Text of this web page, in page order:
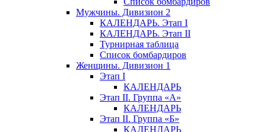
Мужчины. Дивизион 2
КАЛЕНДАРЬ. Этап I
КАЛЕНДАРЬ. Этап II
Турнирная таблица
Список бомбардиров
Женщины. Дивизион 1
Этап I
КАЛЕНДАРЬ
Этап II. Группа «А»
КАЛЕНДАРЬ
Этап II. Группа «Б»
КАЛЕНДАРЬ